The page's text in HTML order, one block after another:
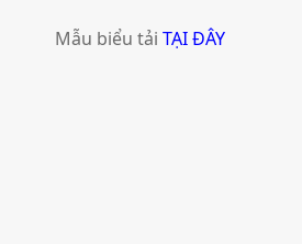
Mẫu biểu tải TẠI ĐÂY